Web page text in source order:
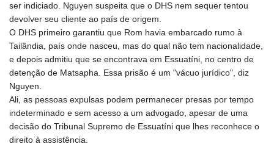
MWK 2001.657877
MXN 19.815707
MYR 4.711847
MZN 73.643798
NAD 18.828807
NGN 1572.383836
NOK 10.994271
NPR 175.774208
NZD 1.965005
ser indiciado. Nguyen suspeita que o DHS nem sequer tentou
devolver seu cliente ao país de origem.
O DHS primeiro garantiu que Rom havia embarcado rumo à
Tailândia, país onde nasceu, mas do qual não tem nacionalidade,
e depois admitiu que se encontrava em Essuatíni, no centro de
detenção de Matsapha. Essa prisão é um "vácuo jurídico", diz
Nguyen.
Ali, as pessoas expulsas podem permanecer presas por tempo
indeterminado e sem acesso a um advogado, apesar de uma
decisão do Tribunal Supremo de Essuatíni que lhes reconhece o
direito à assistência.